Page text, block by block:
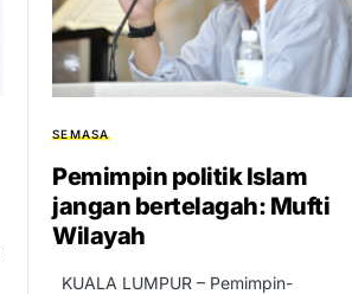
SEMASA
Pemimpin politik Islam
jangan bertelagah: Mufti
Wilayah
KUALA LUMPUR – Pemimpin-